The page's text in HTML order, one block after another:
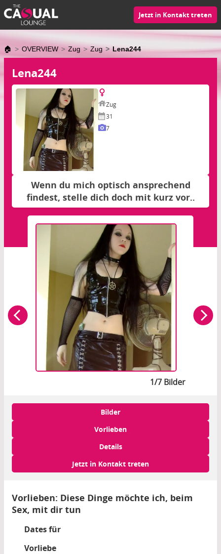
Jetzt in Kontakt treten
🏠 OVERVIEW Zug Zug Lena244
Lena244
Zug
31
7
Wenn du mich optisch ansprechend
findest, stelle dich doch mit kurz vor..
1/7 Bilder
Bilder
Vorlieben
Details
Jetzt in Kontakt treten
Vorlieben: Diese Dinge möchte ich, beim
Sex, mit dir tun
Dates für
Vorliebe